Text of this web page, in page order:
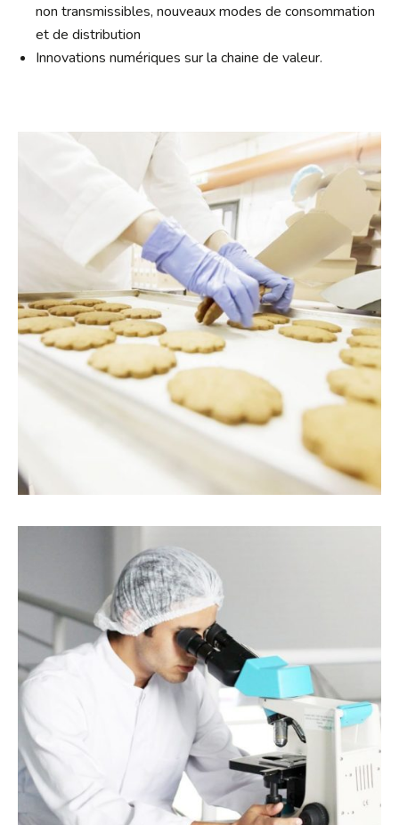
non transmissibles, nouveaux modes de consommation
et de distribution
Innovations numériques sur la chaine de valeur.